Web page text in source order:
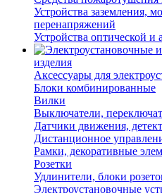
Устройства заземления,
перенапряжений
Устройства оптической и
изделия
Аксессуары для
Блоки комбинированные
Вилки
Выключатели,
Датчики движения,
Дистанционное
Рамки, декоративные
Розетки
Удлинители, блоки
Электроустановочные